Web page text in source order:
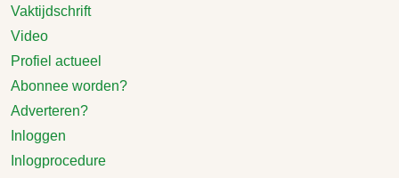
Vaktijdschrift
Video
Profiel actueel
Abonnee worden?
Adverteren?
Inloggen
Inlogprocedure